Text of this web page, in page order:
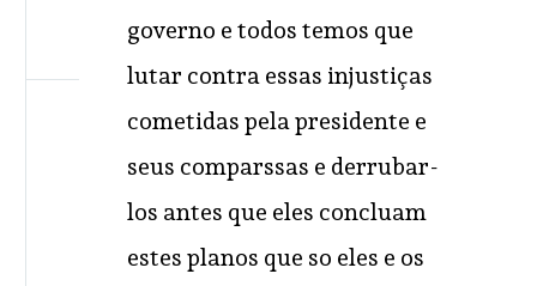
governo e todos temos que
lutar contra essas injustiças
cometidas pela presidente e
seus comparssas e derrubar-
los antes que eles concluam
estes planos que so eles e os